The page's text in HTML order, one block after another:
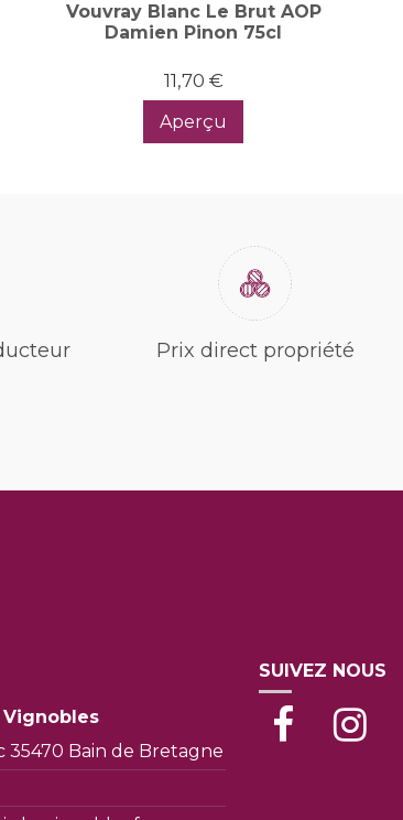
Vouvray Blanc Le Brut AOP
Damien Pinon 75cl
11,70 €
Aperçu
Prix direct propriété
Vignobles
35470 Bain de Bretagne
SUIVEZ NOUS